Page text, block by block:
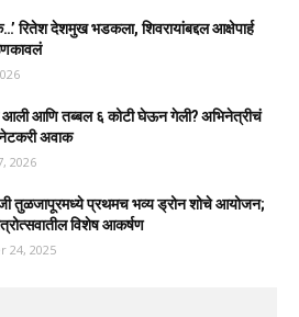
रितेश देशमुख भडकला, शिवरायांबद्दल आक्षेपार्ह
आली आणि तब्बल ६ कोटी घेऊन गेली? अभिनेत्रीचं
अवाक
2026
तुळजापूरमध्ये प्रथमच भव्य ड्रोन शोचे आयोजन;
विशेष आकर्षण
24, 2025